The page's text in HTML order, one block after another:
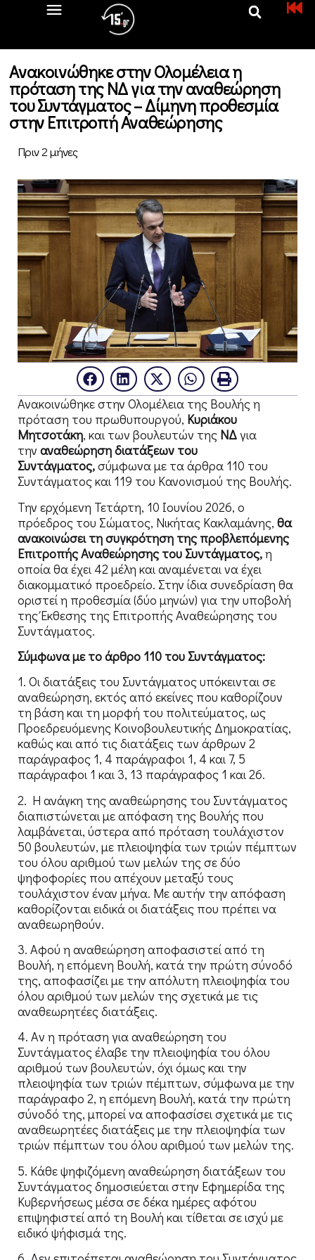
Ανακοινώθηκε στην Ολομέλεια η
πρόταση της ΝΔ για την αναθεώρηση
του Συντάγματος – Δίμηνη προθεσμία
στην Επιτροπή Αναθεώρησης
Πριν 2 μήνες
Ανακοινώθηκε στην Ολομέλεια της Βουλής η
πρόταση του πρωθυπουργού, Κυριάκου
Μητσοτάκη, και των βουλευτών της ΝΔγια
την αναθεώρηση διατάξεων του
Συντάγματος,σύμφωνα με τα άρθρα 110 του
Συντάγματος και 119 του Κανονισμού της Βουλής.
Την ερχόμενη Τετάρτη, 10 Ιουνίου 2026, ο
πρόεδρος του Σώματος, Νικήτας Κακλαμάνης, θα
ανακοινώσει τη συγκρότηση της προβλεπόμενης
Επιτροπής Αναθεώρησης του Συντάγματος,η
οποία θα έχει 42 μέλη και αναμένεται να έχει
διακομματικό προεδρείο. Στην ίδια συνεδρίαση θα
οριστεί η προθεσμία (δύο μηνών) για την υποβολή
της Έκθεσης της Επιτροπής Αναθεώρησης του
Συντάγματος.
Σύμφωνα με το άρθρο 110 του Συντάγματος:
1. Oι διατάξεις του Συντάγματος υπόκεινται σε
αναθεώρηση, εκτός από εκείνες που καθορίζουν
τη βάση και τη μορφή του πολιτεύματος, ως
Προεδρευόμενης Κοινοβουλευτικής Δημοκρατίας,
καθώς και από τις διατάξεις των άρθρων 2
παράγραφος 1, 4 παράγραφοι 1, 4 και 7, 5
παράγραφοι 1 και 3, 13 παράγραφος 1 και 26.
2. H ανάγκη της αναθεώρησης του Συντάγματος
διαπιστώνεται με απόφαση της Βουλής που
λαμβάνεται, ύστερα από πρόταση τουλάχιστον
50 βουλευτών, με πλειοψηφία των τριών πέμπτων
του όλου αριθμού των μελών της σε δύο
ψηφοφορίες που απέχουν μεταξύ τους
τουλάχιστον έναν μήνα. Mε αυτήν την απόφαση
καθορίζονται ειδικά οι διατάξεις που πρέπει να
αναθεωρηθούν.
3. Αφού η αναθεώρηση αποφασιστεί από τη
Βουλή, η επόμενη Βουλή, κατά την πρώτη σύνοδό
της, αποφασίζει με την απόλυτη πλειοψηφία του
όλου αριθμού των μελών της σχετικά με τις
αναθεωρητέες διατάξεις.
4. Aν η πρόταση για αναθεώρηση του
Συντάγματος έλαβε την πλειοψηφία του όλου
αριθμού των βουλευτών, όχι όμως και την
πλειοψηφία των τριών πέμπτων, σύμφωνα με την
παράγραφο 2, η επόμενη Bουλή, κατά την πρώτη
σύνοδό της, μπορεί να αποφασίσει σχετικά με τις
αναθεωρητέες διατάξεις με την πλειοψηφία των
τριών πέμπτων του όλου αριθμού των μελών της.
5. Κάθε ψηφιζόμενη αναθεώρηση διατάξεων του
Συντάγματος δημοσιεύεται στην Εφημερίδα της
Κυβερνήσεως μέσα σε δέκα ημέρες αφότου
επιψηφιστεί από τη Βουλή και τίθεται σε ισχύ με
ειδικό ψήφισμά της.